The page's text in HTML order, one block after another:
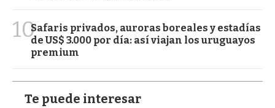
10Safaris privados, auroras boreales y estadías
de US$ 3.000 por día: así viajan los uruguayos
premium
Te puede interesar